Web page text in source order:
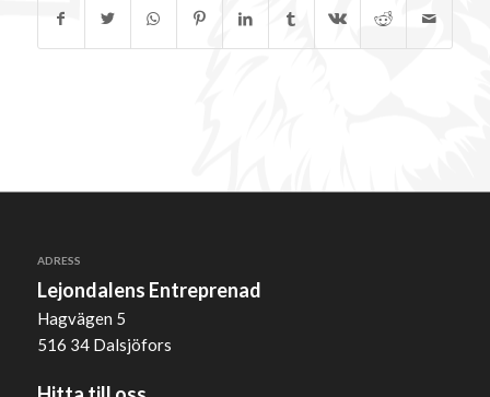
ADRESS
Lejondalens Entreprenad
Hagvägen 5
516 34 Dalsjöfors